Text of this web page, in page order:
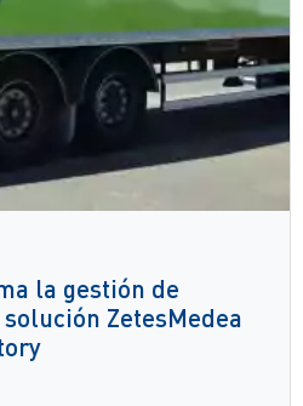
la gestión de
ZetesMedea